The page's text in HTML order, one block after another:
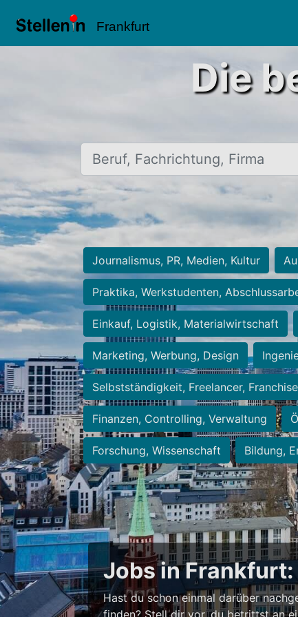
Frankfurt
Die
Beruf, Fachrichtung, Firma
Journalismus, PR, Medien, Kultur
Praktika, Werkstudenten,
Einkauf, Logistik, Materialwirtschaft
Marketing, Werbung, Design
Selbstständigkeit, Freelancer, Franchise
Finanzen, Controlling, Verwaltung
Forschung, Wissenschaft Bildung,
Jobs in
Hast du schon einmal darüber